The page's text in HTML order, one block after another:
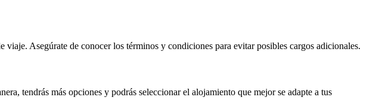
Asegúrate de conocer los términos y condiciones para evitar posibles cargos adicionales.
tendrás más opciones y podrás seleccionar el alojamiento que mejor se adapte a tus